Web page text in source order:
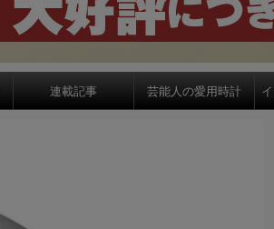
連載記事 芸能人の愛用時計